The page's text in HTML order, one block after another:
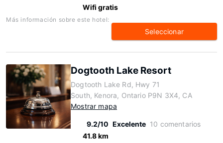
Wifi gratis
Más información sobre este hotel:
Seleccionar
Dogtooth Lake Resort
Dogtooth Lake Rd, Hwy 71
South, Kenora, Ontario P9N 3X4, CA
Mostrar mapa
9.2/10 Excelente 10 comentarios
41.8 km